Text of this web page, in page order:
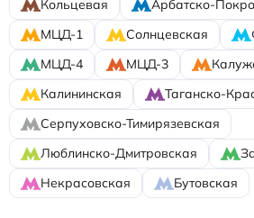
Кольцевая
Арбатско-
МЦД-1
Солнцевская
МЦД-4
МЦД-3
Калининская
Таганско-
Серпуховско-Тимирязевская
Люблинско-Дмитровская
Некрасовская
Бутовская